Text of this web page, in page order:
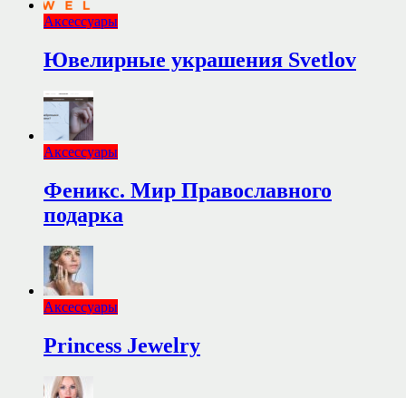
Аксессуары
Ювелирные украшения Svetlov
Аксессуары
Феникс. Мир Православного
подарка
Аксессуары
Princess Jewelry